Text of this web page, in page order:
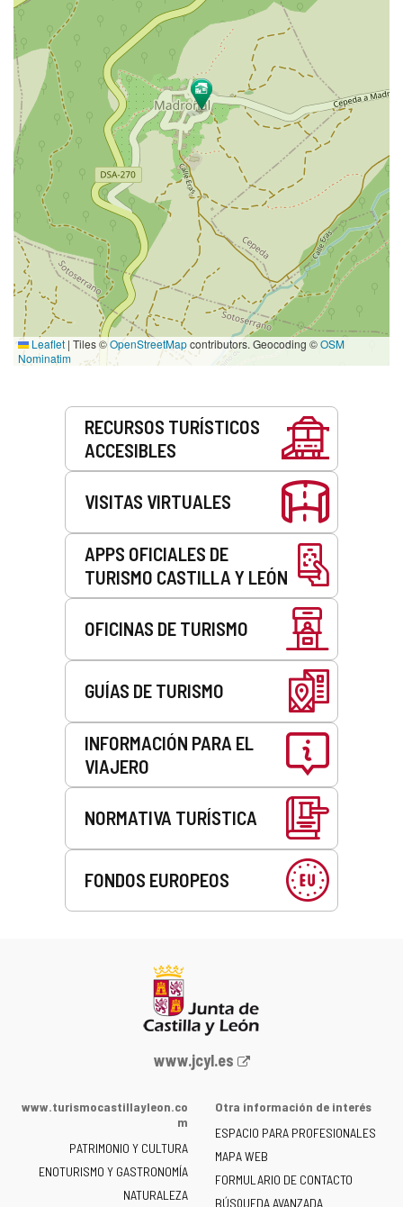
Leaflet | Tiles ©OpenStreetMapcontributors. Geocoding ©OSM
Nominatim
RECURSOS TURÍSTICOS
ACCESIBLES
VISITAS VIRTUALES
APPS OFICIALES DE
TURISMO CASTILLA Y LEÓN
OFICINAS DE TURISMO
GUÍAS DE TURISMO
INFORMACIÓN PARA EL
VIAJERO
NORMATIVA TURÍSTICA
FONDOS EUROPEOS
Portal
la
de
Castilla
y
www.jcyl.es
www.turismocastillayleon.co
m
PATRIMONIO Y CULTURA
ENOTURISMO Y GASTRONOMÍA
NATURALEZA
Otra información de interés
ESPACIO PARA PROFESIONALES
MAPA WEB
FORMULARIO DE CONTACTO
BÚSQUEDA AVANZADA